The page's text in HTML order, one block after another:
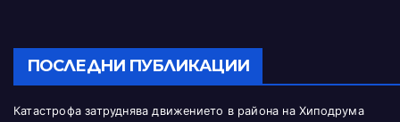
ПОСЛЕДНИ ПУБЛИКАЦИИ
Катастрофа затруднява движението в района на Хиподрума